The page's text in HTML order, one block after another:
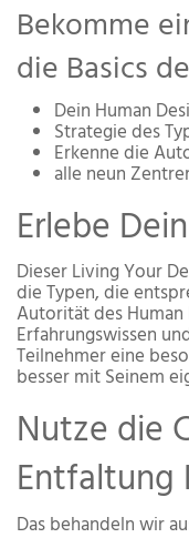
Bekomme
die Basics
Dein Human
Strategie des
Erkenne die
alle neun
Erlebe
Dieser Living Your
die Typen, die
Autorität des Human
Erfahrungswissen
Teilnehmer eine
besser mit Seinem
Nutze die
Entfaltung
Das behandeln wir